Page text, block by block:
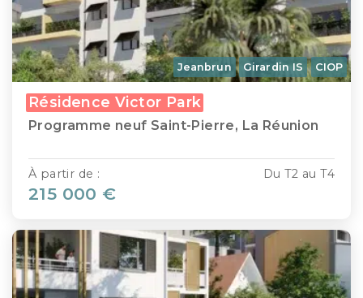
Jeanbrun Girardin IS CIOP
Résidence Victor Park
Programme neuf Saint-Pierre, La Réunion
Du T2 au T4
À partir de :
215 000 €